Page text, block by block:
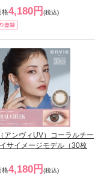
格4,180円 (税込)
アンヴィUV）コーラルチー
サイメージモデル（30枚
格4,180円 (税込)